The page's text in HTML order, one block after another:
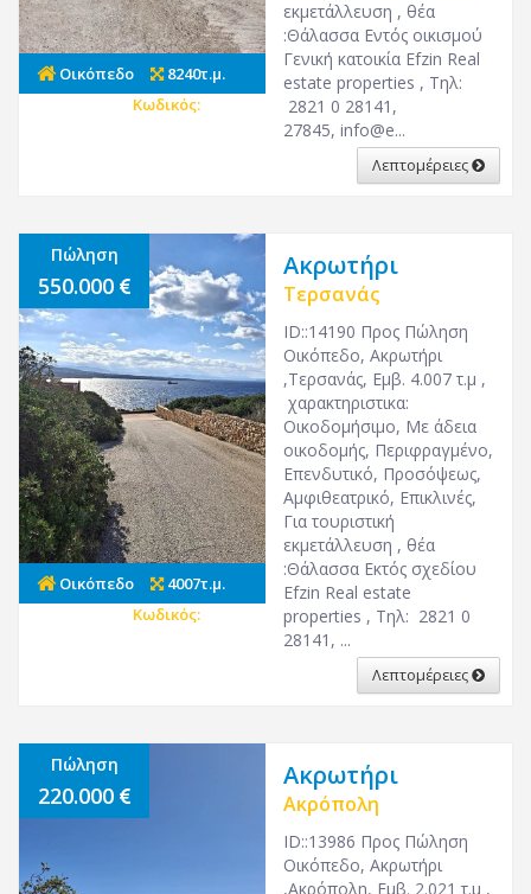
Οικόπεδο
8240τ.μ.
Κωδικός:
εκμετάλλευση , θέα
:Θάλασσα Εντός οικισμού
Γενική κατοικία Efzin Real
estate properties , Τηλ:
2821 0 28141,
27845, info@e...
Λεπτομέρειες
Πώληση
550.000
Οικόπεδο
4007τ.μ.
Κωδικός:
Ακρωτήρι
Τερσανάς
ID::14190 Προς Πώληση
Οικόπεδο, Ακρωτήρι
,Τερσανάς, Εμβ. 4.007 τ.μ ,
χαρακτηριστικα:
Οικοδομήσιμο, Με άδεια
οικοδομής, Περιφραγμένο,
Επενδυτικό, Προσόψεως,
Αμφιθεατρικό, Επικλινές,
Για τουριστική
εκμετάλλευση , θέα
:Θάλασσα Εκτός σχεδίου
Efzin Real estate
properties , Τηλ: 2821 0
28141, ...
Λεπτομέρειες
Πώληση
220.000
Ακρωτήρι
Ακρόπολη
ID::13986 Προς Πώληση
Οικόπεδο, Ακρωτήρι
,Ακρόπολη, Εμβ. 2.021 τ.μ ,